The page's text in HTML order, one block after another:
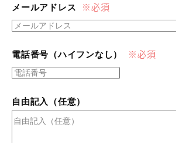
メールアドレス ※必須
電話番号（ハイフンなし） ※必須
自由記入（任意）